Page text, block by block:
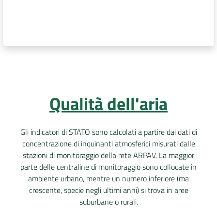
su
Qualità dell'aria
Gli indicatori di STATO sono calcolati a partire dai dati di
concentrazione di inquinanti atmosferici misurati dalle
stazioni di monitoraggio della rete ARPAV. La maggior
parte delle centraline di monitoraggio sono collocate in
ambiente urbano, mentre un numero inferiore (ma
crescente, specie negli ultimi anni) si trova in aree
suburbane o rurali.